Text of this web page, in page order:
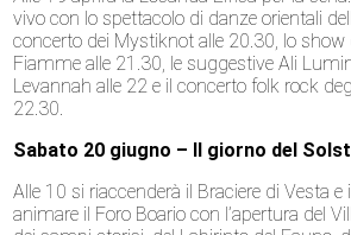
vivo con lo spettacolo di danze orientali
concerto dei Mystiknot alle 20.30, lo show
Fiamme alle 21.30, le suggestive Ali
Levannah alle 22 e il concerto folk rock
22.30.
Sabato 20 giugno – Il giorno del
Alle 10 si riaccenderà il Braciere di Vesta
animare il Foro Boario con l’apertura del